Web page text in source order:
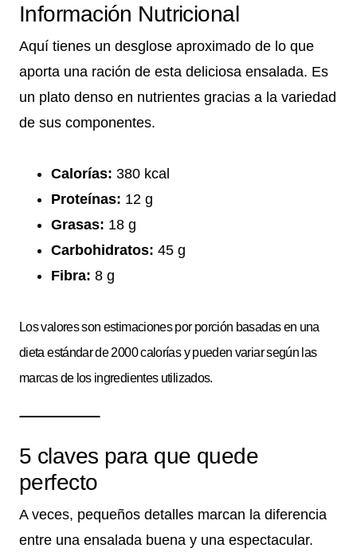
Información Nutricional
Aquí tienes un desglose aproximado de lo que
aporta una ración de esta deliciosa ensalada. Es
un plato denso en nutrientes gracias a la variedad
de sus componentes.
Calorías: 380 kcal
Proteínas: 12 g
Grasas: 18 g
Carbohidratos: 45 g
Fibra: 8 g
Los valores son estimaciones por porción basadas en una
dieta estándar de 2000 calorías y pueden variar según las
marcas de los ingredientes utilizados.
5 claves para que quede
perfecto
A veces, pequeños detalles marcan la diferencia
entre una ensalada buena y una espectacular.